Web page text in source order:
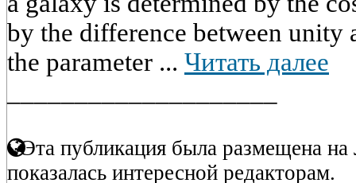
by the difference between unity
the parameter ... Читать далее
Эта публикация была размещена на
показалась интересной редакторам.